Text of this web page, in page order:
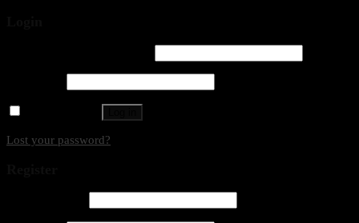
Lost your password?